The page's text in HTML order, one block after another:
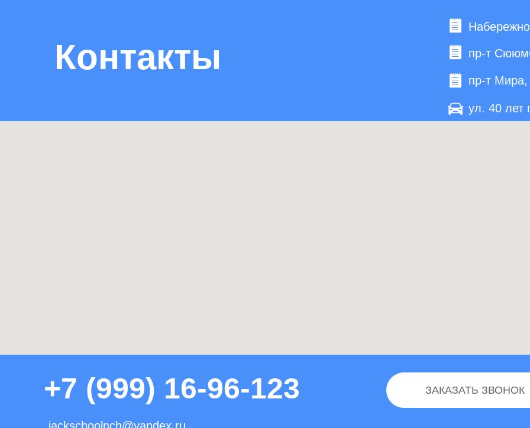
Контакты пр-т
пр-т
ул. 40 лет
ЗАКАЗАТЬ ЗВОНОК
+7 (999) 16-96-123